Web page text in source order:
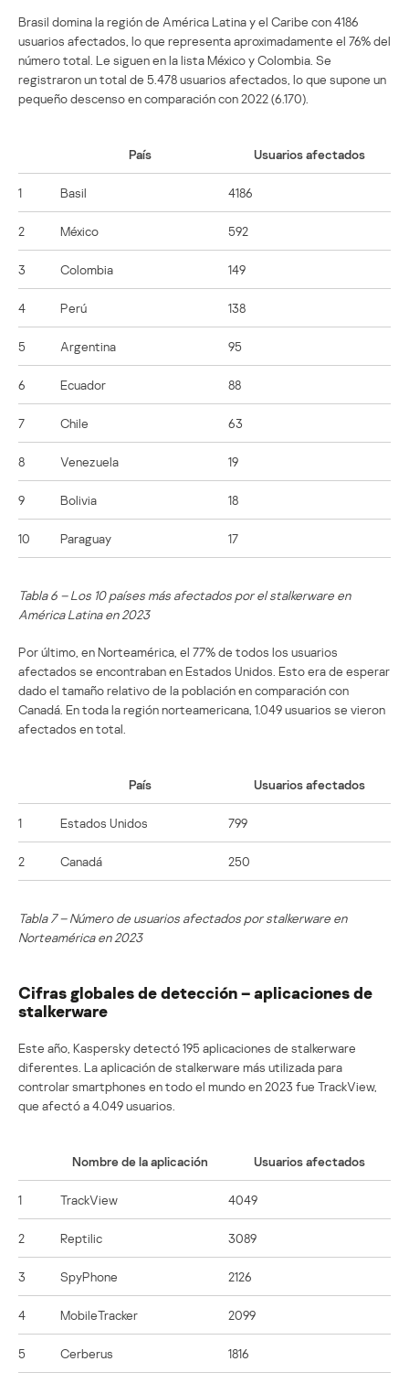
Brasil domina la región de América Latina y el Caribe con 4186
usuarios afectados, lo que representa aproximadamente el 76% del
número total. Le siguen en la lista México y Colombia. Se
registraron un total de 5.478 usuarios afectados, lo que supone un
pequeño descenso en comparación con 2022 (6.170).
País Usuarios afectados
1 Basil 4186
2 México 592
3 Colombia 149
4 Perú 138
5 Argentina 95
6 Ecuador 88
7 Chile 63
8 Venezuela 19
9 Bolivia 18
10 Paraguay 17
Tabla 6 – Los 10 países más afectados por el stalkerware en
América Latina en 2023
Por último, en Norteamérica, el 77% de todos los usuarios
afectados se encontraban en Estados Unidos. Esto era de esperar
dado el tamaño relativo de la población en comparación con
Canadá. En toda la región norteamericana, 1.049 usuarios se vieron
afectados en total.
País Usuarios afectados
1 Estados Unidos 799
2 Canadá 250
Tabla 7 – Número de usuarios afectados por stalkerware en
Norteamérica en 2023
Cifras globales de detección – aplicaciones de
stalkerware
Este año, Kaspersky detectó 195 aplicaciones de stalkerware
diferentes. La aplicación de stalkerware más utilizada para
controlar smartphones en todo el mundo en 2023 fue TrackView,
que afectó a 4.049 usuarios.
Nombre de la aplicación Usuarios afectados
1 TrackView 4049
2 Reptilic 3089
3 SpyPhone 2126
4 MobileTracker 2099
5 Cerberus 1816